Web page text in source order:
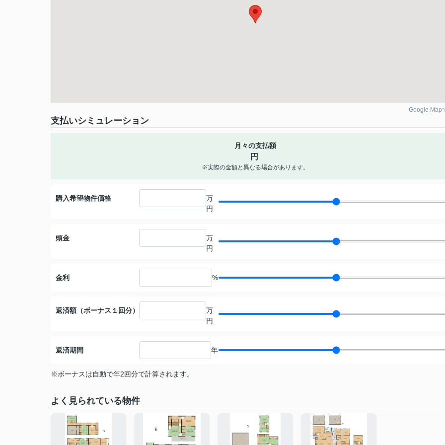
Google Map
支払いシミュレーション
月々の支払額
円
※実際の金額と異なる場合があります。
購入希望物件価格
万
円
頭金
万
円
金利 %
返済額（ボーナス１回分）
万
円
返済期間 年
※ボーナスは自動で年2回分で計算されます。
よく見られている物件